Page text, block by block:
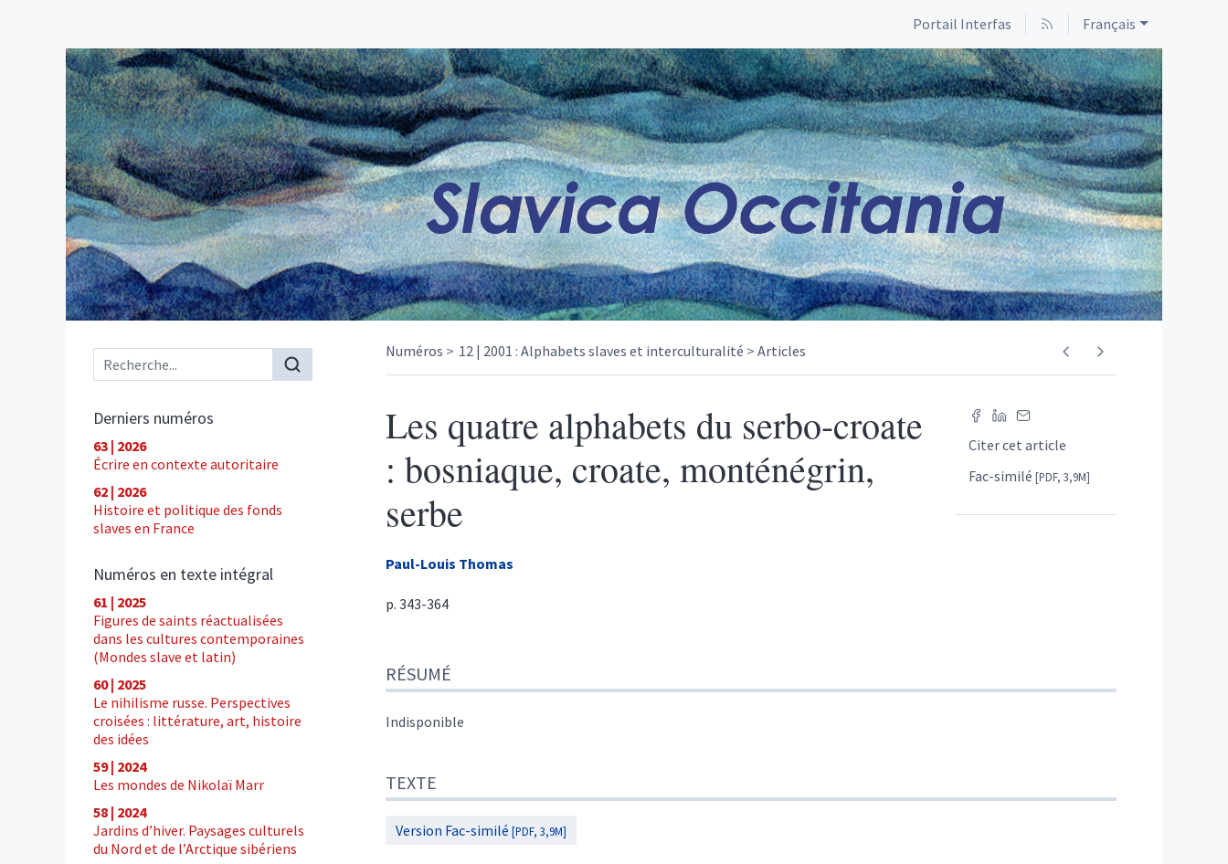
Portail Interfas Français
Menu principal
Derniers numéros
63 | 2026
Écrire en contexte autoritaire
62 | 2026
Histoire et politique des fonds
slaves en France
Numéros en texte intégral
61 | 2025
Figures de saints réactualisées
dans les cultures contemporaines
(Mondes slave et latin)
60 | 2025
Le nihilisme russe. Perspectives
croisées : littérature, art, histoire
des idées
59 | 2024
Les mondes de Nikolaï Marr
58 | 2024
Jardins d’hiver. Paysages culturels
du Nord et de l’Arctique sibériens
Numéros 12 | 2001 : Alphabets slaves et interculturalité Articles
Citer cet article
Fac-similé [PDF, 3,9M]
Les quatre alphabets du serbo-croate
: bosniaque, croate, monténégrin,
serbe
Paul-Louis Thomas
p. 343-364
Texte
Citer cet article
Auteur
RÉSUMÉ
Indisponible
TEXTE
Version Fac-similé [PDF, 3,9M]